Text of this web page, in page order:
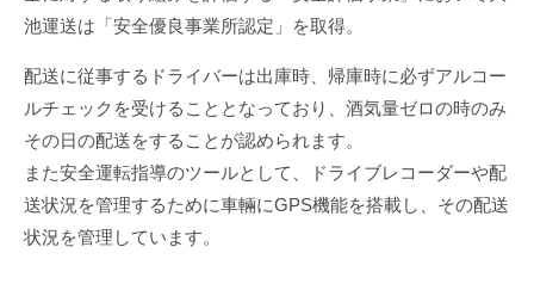
池運送は「安全優良事業所認定」を取得。
配送に従事するドライバーは出庫時、帰庫時に必ずアルコー
ルチェックを受けることとなっており、酒気量ゼロの時のみ
その日の配送をすることが認められます。
また安全運転指導のツールとして、ドライブレコーダーや配
送状況を管理するために車輛にGPS機能を搭載し、その配送
状況を管理しています。